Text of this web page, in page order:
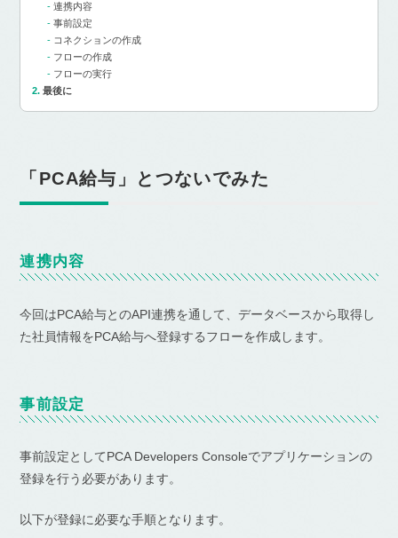
連携内容
事前設定
コネクションの作成
フローの作成
フローの実行
最後に
「PCA給与」とつないでみた
連携内容
今回はPCA給与とのAPI連携を通して、データベースから取得し
た社員情報をPCA給与へ登録するフローを作成します。
事前設定
事前設定としてPCA Developers Consoleでアプリケーションの
登録を行う必要があります。
以下が登録に必要な手順となります。